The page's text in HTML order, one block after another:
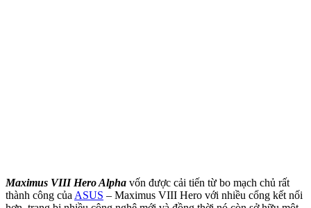
Maximus VIII Hero Alpha vốn được cải tiến từ bo mạch chủ rất
thành công của ASUS – Maximus VIII Hero với nhiều cổng kết nối